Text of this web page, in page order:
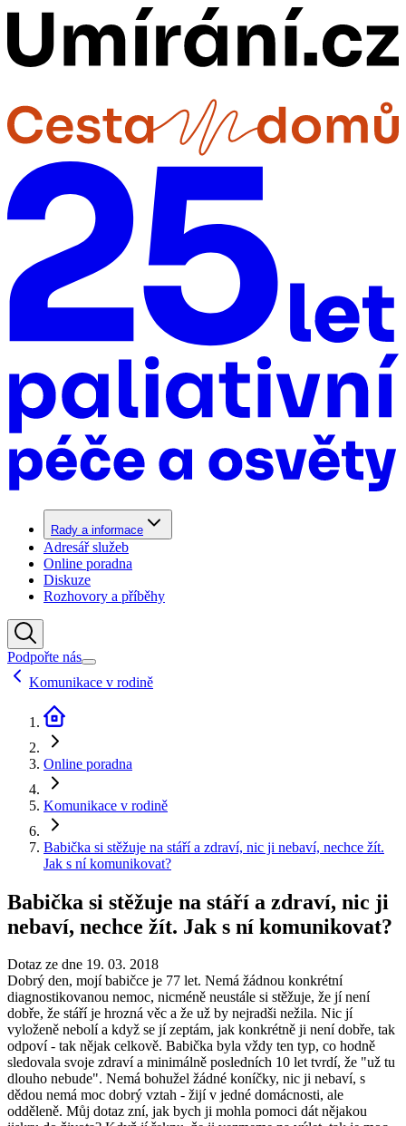
Rady a informace
Adresář služeb
Online poradna
Diskuze
Rozhovory a příběhy
Podpořte nás
Komunikace v rodině
Online poradna
Komunikace v rodině
Babička si stěžuje na stáří a zdraví, nic ji nebaví, nechce žít.
Jak s ní komunikovat?
Babička si stěžuje na stáří a zdraví, nic ji
nebaví, nechce žít. Jak s ní komunikovat?
Dotaz ze dne 19. 03. 2018
Dobrý den, mojí babičce je 77 let. Nemá žádnou konkrétní
diagnostikovanou nemoc, nicméně neustále si stěžuje, že jí není
dobře, že stáří je hrozná věc a že už by nejradši nežila. Nic jí
vyloženě nebolí a když se jí zeptám, jak konkrétně ji není dobře, tak
odpoví - tak nějak celkově. Babička byla vždy ten typ, co hodně
sledovala svoje zdraví a minimálně posledních 10 let tvrdí, že "už tu
dlouho nebude". Nemá bohužel žádné koníčky, nic ji nebaví, s
dědou nemá moc dobrý vztah - žijí v jedné domácnosti, ale
odděleně. Můj dotaz zní, jak bych ji mohla pomoci dát nějakou